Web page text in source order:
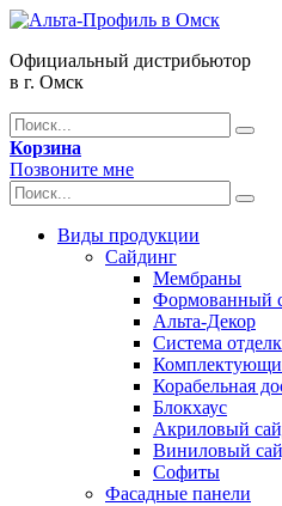
Официальный дистрибьютор
в г. Омск
Корзина
Позвоните мне
Виды продукции
Сайдинг
Мембраны
Формованный
Альта-Декор
Система
Корабельная
Блокхаус
Акриловый
Виниловый
Софиты
Фасадные панели